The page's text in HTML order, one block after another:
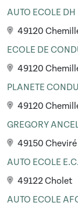
AUTO ECOLE DH
49120
ECOLE DE
49120
PLANETE
49120
GREGORY
49150 Cheviré
AUTO ECOLE
49122 Cholet
AUTO ECOLE